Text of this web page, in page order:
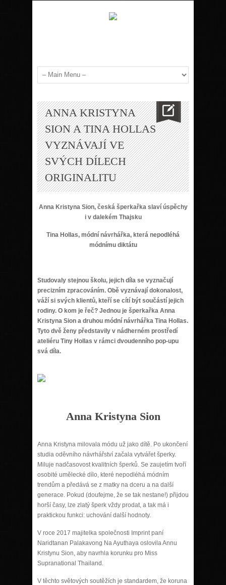
ANNA KRISTYNA
SION A TINA HOLLAS
VYZNÁVAJÍ VE
SVÝCH DÍLECH
ORIGINALITU
Anna Kristyna Sion, česká šperkařka slaví úspěchy
i v dalekém Thajsku
Tina Hollas, módní návrhářka, která nepodléhá
módnímu diktátu
Studovaly stejnou školu, jejich díla se vyznačují
precizním zpracováním. Obě vyznávají dokonalost,
váží si svých klientů, kteří se cítí být součástí jejich
rodiny. O kom je řeč? Jednou je šperkařka Anna
Kristyna Sion a druhou módní návrhářka Tina Hollas.
Tyto dvě ženy představily v nádherném prostředí
ateliéru Tiny Hollas v rámci dvoudenního pop-upu
svá díla.
Anna Kristyna Sion
Anna Kristyna milovala módu už jako dítě. Po ukončení
studia oděvního návrhářství začala vytvářet šperky.
Miluje nadčasovost kvalitních šperků. Se zaujetím tvoří
osobité umělecké dílo, které nepodléhá módním
trendům a předává se z matky na dceru a na další
generace. Pokud (doufejme, že se tak nestane!) přijdou
horší časy, lze zlatý šperk vždy prodat, a tak má i
praktickou funkci: uchování další hodnoty.
V roce 2017 majitelka společnosti Imprint paní
Naridtanan Palakavong Na Ayuthaya oslovila Annu
Kristynu Sion, aby navrhla korunku pro Miss
Supranational Thailand.
V těchto světových soutěžích je standardem, že koruna